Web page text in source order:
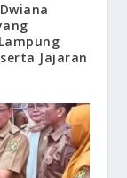
Jajaran